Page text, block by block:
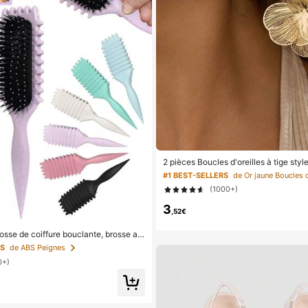
de coiffure bouclante, brosse am
brosse volumisante pour coiffe
bouclés des femmes
de ABS Peignes
2 pièces Boucles d'oreilles à tige
vec fleur dorée, convient pour le
-vous, les fêtes, les festivals, les
ts, assortiment de bijoux, cadeau
#1 BEST-SELLERS
(1000+)
3 ,52€